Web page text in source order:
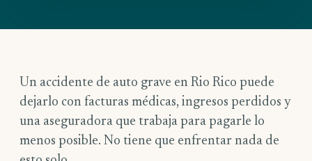
Un accidente de auto grave en Rio Rico puede
dejarlo con facturas médicas, ingresos perdidos y
una aseguradora que trabaja para pagarle lo
menos posible. No tiene que enfrentar nada de